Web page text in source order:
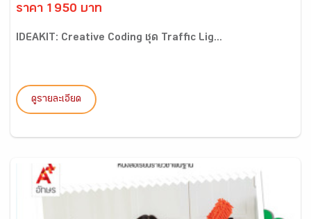
ราคา 1950 บาท
IDEAKIT: Creative Coding ชุด Traffic Lig...
ดูรายละเอียด